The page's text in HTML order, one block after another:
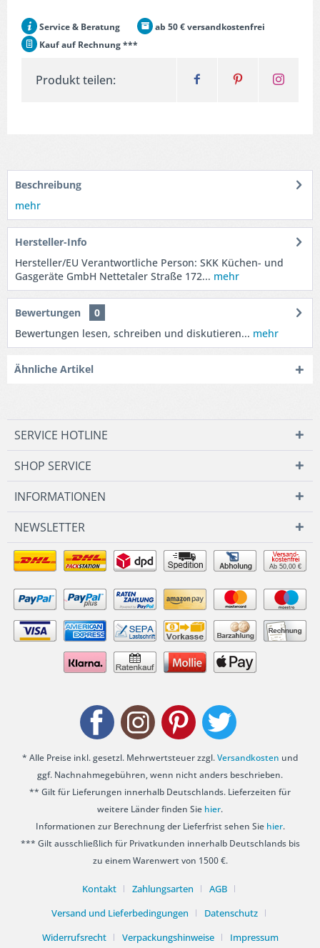
Service & Beratung
ab 50 € versandkostenfrei
Kauf auf Rechnung ***
Produkt teilen:
Beschreibung
mehr
Hersteller-Info
Hersteller/EU Verantwortliche Person: SKK Küchen- und
Gasgeräte GmbH Nettetaler Straße 172... mehr
Bewertungen
0
Bewertungen lesen, schreiben und diskutieren... mehr
Ähnliche Artikel
SERVICE HOTLINE
SHOP SERVICE
INFORMATIONEN
NEWSLETTER
Ab 50,00 €
* Alle Preise inkl. gesetzl. Mehrwertsteuer zzgl.Versandkosten und
ggf. Nachnahmegebühren, wenn nicht anders beschrieben.
** Gilt für Lieferungen innerhalb Deutschlands. Lieferzeiten für
weitere Länder finden Sie hier.
Informationen zur Berechnung der Lieferfrist sehen Sie hier.
*** Gilt ausschließlich für Privatkunden innerhalb Deutschlands bis
zu einem Warenwert von 1500 €.
Kontakt Zahlungsarten
AGB
Versand und Lieferbedingungen
Datenschutz
Widerrufsrecht
Verpackungshinweise Impressum